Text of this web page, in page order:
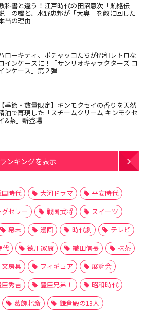
科書と違う！江戸時代の田沼意次「賄賂伝
」の嘘と、水野忠邦が「大奥」を敵に回した
当の理由
ローキティ、ポチャッコたちが昭和レトロな
インケースに！「サンリオキャラクターズ コ
ンケース」第２弾
【季節・数量限定】キンモクセイの香りを天然
油で再現した「スチームクリーム キンモクセ
&茶」新登場
ランキングを表示
時代 大河ドラマ
平安時代
セラー 戦国武将
スイーツ
幕末 漫画 時代劇
テレビ
代 徳川家康 織田信長
抹茶
文房具 フィギュア
展覧会
臣秀吉 豊臣兄弟！
昭和時代
葛飾北斎 鎌倉殿の13人